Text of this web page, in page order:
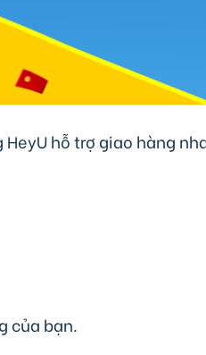
hỗ trợ giao hàng
của bạn.